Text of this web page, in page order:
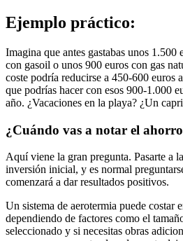
Ejemplo práctico:
Imagina que antes gastabas unos 1.500
con gasoil o unos 900 euros con gas
coste podría reducirse a 450-600 euros
que podrías hacer con esos 900-1.000
año. ¿Vacaciones en la playa? ¿Un
¿Cuándo vas a notar el
Aquí viene la gran pregunta. Pasarte a
inversión inicial, y es normal
comenzará a dar resultados positivos.
Un sistema de aerotermia puede costar
dependiendo de factores como el
seleccionado y si necesitas obras